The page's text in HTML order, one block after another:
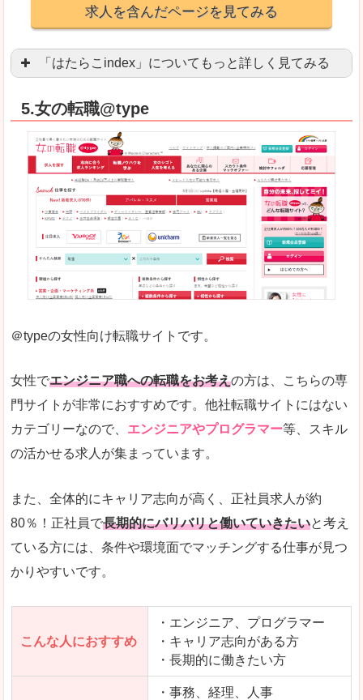
求人を含んだページを見てみる
「はたらこindex」についてもっと詳しく見てみる
良いところ
求人が毎時更新されます！（他社求人サイトは週
希望職種の平均時給が瞬時にわかります。アルバ
求人数が多すぎて、逆に絞り込みに悩んだり、迷
雇用形態にもよりますが、給与額に幅があります。
詳しい説明
希望する職種の平均時給がすぐにわかるので、給
また、他社転職サイトにはない日払いや週払いと
新着案件が続々とアップされるので、転職を急い
人気度
また、上戸彩さんのCMでおなじみなこともあり
使いやすさ
全体的にオレンジ色のトーンで、見ていても疲れ
「はたらこindex」で「丹生郡越前町」の
求人を含んだページを見てみる
5.女の転職@type
＠typeの女性向け転職サイトです。
女性でエンジニア職への転職をお考えの方は、こちらの専
門サイトが非常におすすめです。他社転職サイトにはない
カテゴリーなので、 エンジニアやプログラマー等、スキル
の活かせる求人が集まっています。
また、全体的にキャリア志向が高く、正社員求人が約
80％！正社員で長期的にバリバリと働いていきたいと考え
ている方には、条件や環境面でマッチングする仕事が見つ
かりやすいです。
こんな人におすすめ
・エンジニア、プログラマー
・キャリア志向がある方
・長期的に働きたい方
・事務、経理、人事